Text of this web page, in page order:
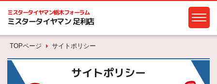
ミスタータイヤマン栃木フォーラム
ミスタータイヤマン 足利店
TOPページ サイトポリシー
サイトポリシー